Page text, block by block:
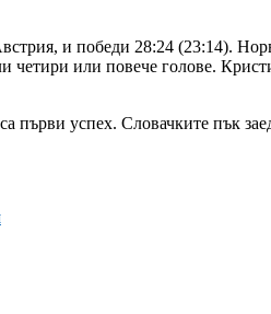
и победи 28:24 (23:14).
четири или повече голове.
успех. Словачките пък